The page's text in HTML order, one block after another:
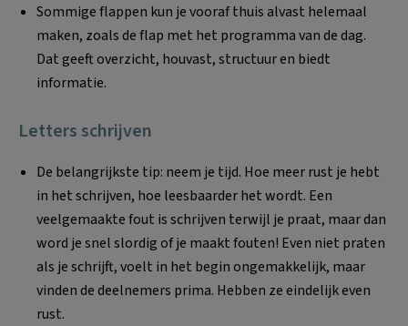
Sommige flappen kun je vooraf thuis alvast helemaal
maken, zoals de flap met het programma van de dag.
Dat geeft overzicht, houvast, structuur en biedt
informatie.
Letters schrijven
De belangrijkste tip: neem je tijd. Hoe meer rust je hebt
in het schrijven, hoe leesbaarder het wordt. Een
veelgemaakte fout is schrijven terwijl je praat, maar dan
word je snel slordig of je maakt fouten! Even niet praten
als je schrijft, voelt in het begin ongemakkelijk, maar
vinden de deelnemers prima. Hebben ze eindelijk even
rust.